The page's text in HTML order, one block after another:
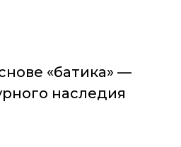
«батика» —
наследия